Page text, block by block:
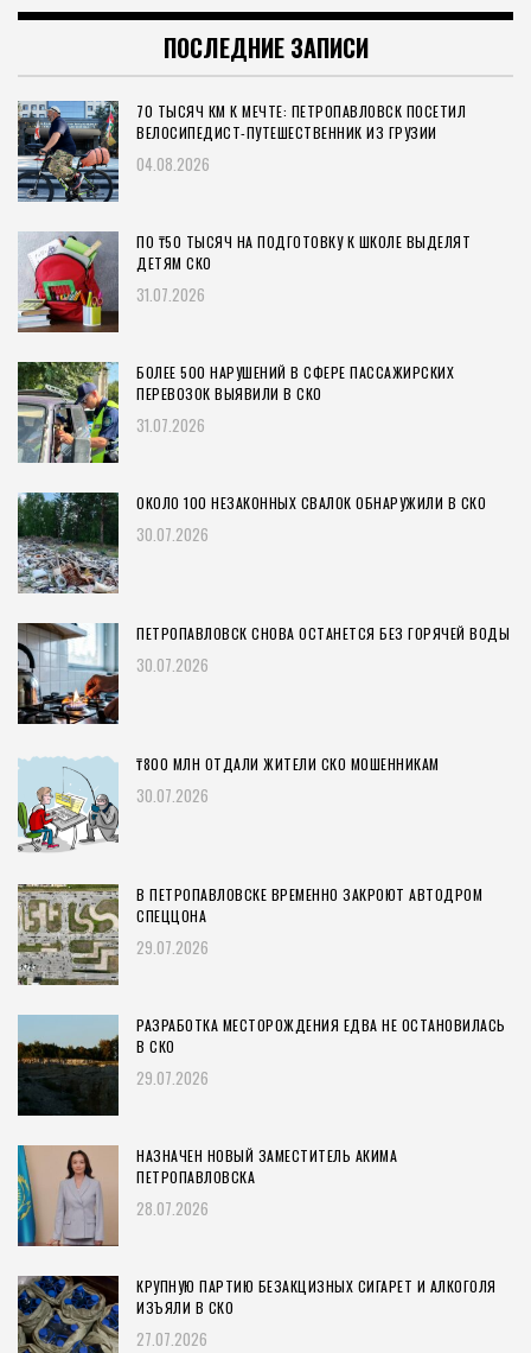
ПОСЛЕДНИЕ ЗАПИСИ
70 ТЫСЯЧ КМ К МЕЧТЕ: ПЕТРОПАВЛОВСК ПОСЕТИЛ
ВЕЛОСИПЕДИСТ-ПУТЕШЕСТВЕННИК ИЗ ГРУЗИИ
04.08.2026
ПО ₸50 ТЫСЯЧ НА ПОДГОТОВКУ К ШКОЛЕ ВЫДЕЛЯТ
ДЕТЯМ СКО
31.07.2026
БОЛЕЕ 500 НАРУШЕНИЙ В СФЕРЕ ПАССАЖИРСКИХ
ПЕРЕВОЗОК ВЫЯВИЛИ В СКО
31.07.2026
ОКОЛО 100 НЕЗАКОННЫХ СВАЛОК ОБНАРУЖИЛИ В СКО
30.07.2026
ПЕТРОПАВЛОВСК СНОВА ОСТАНЕТСЯ БЕЗ ГОРЯЧЕЙ ВОДЫ
30.07.2026
₸800 МЛН ОТДАЛИ ЖИТЕЛИ СКО МОШЕННИКАМ
30.07.2026
В ПЕТРОПАВЛОВСКЕ ВРЕМЕННО ЗАКРОЮТ АВТОДРОМ
СПЕЦЦОНА
29.07.2026
РАЗРАБОТКА МЕСТОРОЖДЕНИЯ ЕДВА НЕ ОСТАНОВИЛАСЬ
В СКО
29.07.2026
НАЗНАЧЕН НОВЫЙ ЗАМЕСТИТЕЛЬ АКИМА
ПЕТРОПАВЛОВСКА
28.07.2026
КРУПНУЮ ПАРТИЮ БЕЗАКЦИЗНЫХ СИГАРЕТ И АЛКОГОЛЯ
ИЗЪЯЛИ В СКО
27.07.2026